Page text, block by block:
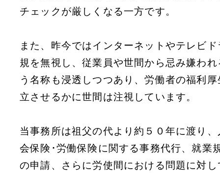
チェックが厳しくなる一方です。
また、昨今ではインターネットやテレビ
規を無視し、従業員や世間から忌み嫌わ
う名称も浸透しつつあり、労働者の福利
立させるかに世間は注視しています。
当事務所は祖父の代より約５０年に渡り
会保険･労働保険に関する事務代行、就業
の申請、さらに労使間における問題に対